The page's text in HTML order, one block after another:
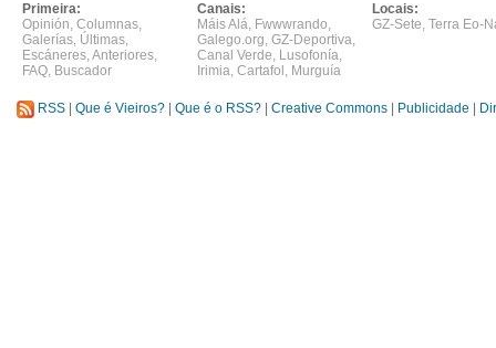
Primeira:
Opinión, Columnas,
Galerías, Últimas,
Escáneres,Anteriores,
FAQ, Buscador
Canais:
Máis Alá, Fwwwrando,
Galego.org, GZ-Deportiva,
Canal Verde, Lusofonía,
Irimia, Cartafol , Murguía
Locais:
GZ-Sete, Terra Eo-
RSS Que é Vieiros? Que é o RSS? Creative Commons Publicidade